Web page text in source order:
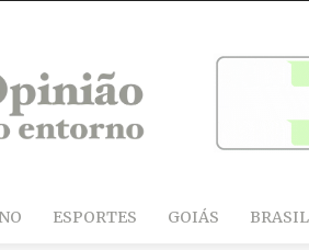
ESPORTES GOIÁS BRASIL